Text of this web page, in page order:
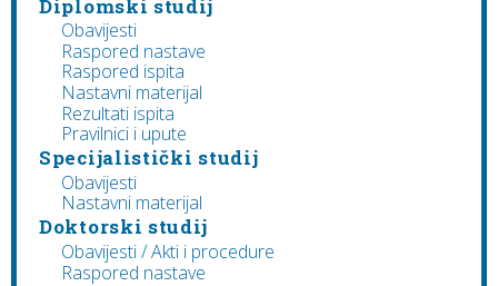
Diplomski studij
Obavijesti
Raspored nastave
Raspored ispita
Nastavni materijal
Rezultati ispita
Pravilnici i upute
Specijalistički studij
Obavijesti
Nastavni materijal
Doktorski studij
Obavijesti / Akti i procedure
Raspored nastave